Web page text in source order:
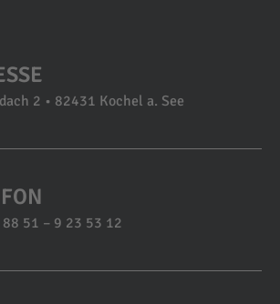
2 • 82431 Kochel a. See
51 – 9 23 53 12